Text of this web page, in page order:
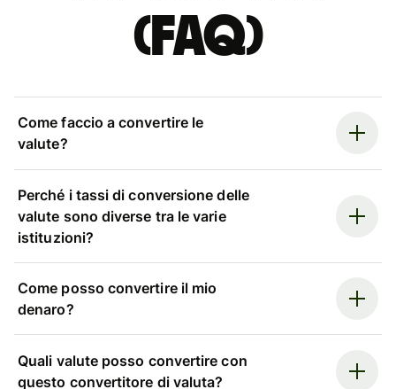
(FAQ)
Come faccio a convertire le
valute?
Perché i tassi di conversione delle
valute sono diverse tra le varie
istituzioni?
Come posso convertire il mio
denaro?
Quali valute posso convertire con
questo convertitore di valuta?